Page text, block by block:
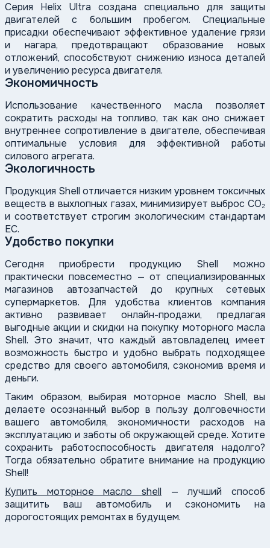
Серия Helix Ultra создана специально для защиты
двигателей с большим пробегом. Специальные
присадки обеспечивают эффективное удаление грязи
и нагара, предотвращают образование новых
отложений, способствуют снижению износа деталей
и увеличению ресурса двигателя.
Экономичность
Использование качественного масла позволяет
сократить расходы на топливо, так как оно снижает
внутреннее сопротивление в двигателе, обеспечивая
оптимальные условия для эффективной работы
силового агрегата.
Экологичность
Продукция Shell отличается низким уровнем токсичных
веществ в выхлопных газах, минимизирует выброс CO₂
и соответствует строгим экологическим стандартам
ЕС.
Удобство покупки
Сегодня приобрести продукцию Shell можно
практически повсеместно — от специализированных
магазинов автозапчастей до крупных сетевых
супермаркетов. Для удобства клиентов компания
активно развивает онлайн-продажи, предлагая
выгодные акции и скидки на покупку моторного масла
Shell. Это значит, что каждый автовладелец имеет
возможность быстро и удобно выбрать подходящее
средство для своего автомобиля, сэкономив время и
деньги.
Таким образом, выбирая моторное масло Shell, вы
делаете осознанный выбор в пользу долговечности
вашего автомобиля, экономичности расходов на
эксплуатацию и заботы об окружающей среде. Хотите
сохранить работоспособность двигателя надолго?
Тогда обязательно обратите внимание на продукцию
Shell!
Купить моторное масло shell — лучший способ
защитить ваш автомобиль и сэкономить на
дорогостоящих ремонтах в будущем.